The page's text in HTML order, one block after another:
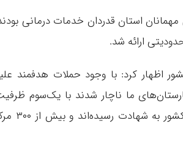
مهمانان استان قدردان خدمات درمانی
ارائه شد.
اظهار کرد: با وجود حملات هدفمند
ما ناچار شدند با یک‌سوم
فعالیت کنند. تاکنون ۲۶ تا ۲۸ نفر از پرسنل حوزه